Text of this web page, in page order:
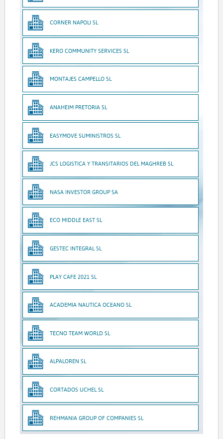
CORNER NAPOLI SL
KERO COMMUNITY SERVICES SL
MONTAJES CAMPELLO SL
ANAHEIM PRETORIA SL
EASYMOVE SUMINISTROS SL
JCS LOGISTICA Y TRANSITARIOS DEL MAGHREB SL
NASA INVESTOR GROUP SA
ECO MIDDLE EAST SL
GESTEC INTEGRAL SL
PLAY CAFE 2021 SL
ACADEMIA NAUTICA OCEANO SL
TECNO TEAM WORLD SL
ALPALOREN SL
CORTADOS UCHEL SL
REHMANIA GROUP OF COMPANIES SL